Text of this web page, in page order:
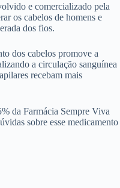
e comercializado pela
os cabelos de homens e
dos fios.
dos cabelos promove a
a circulação sanguínea
recebam mais
da Farmácia Sempre Viva
sobre esse medicamento